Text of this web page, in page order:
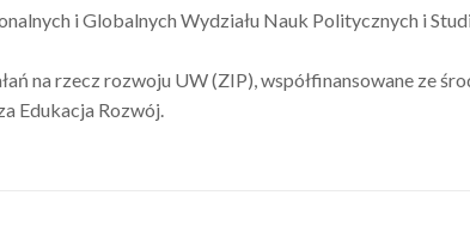
i Globalnych Wydziału Nauk Politycznych i
na rzecz rozwoju UW (ZIP), współfinansowane ze
Edukacja Rozwój.